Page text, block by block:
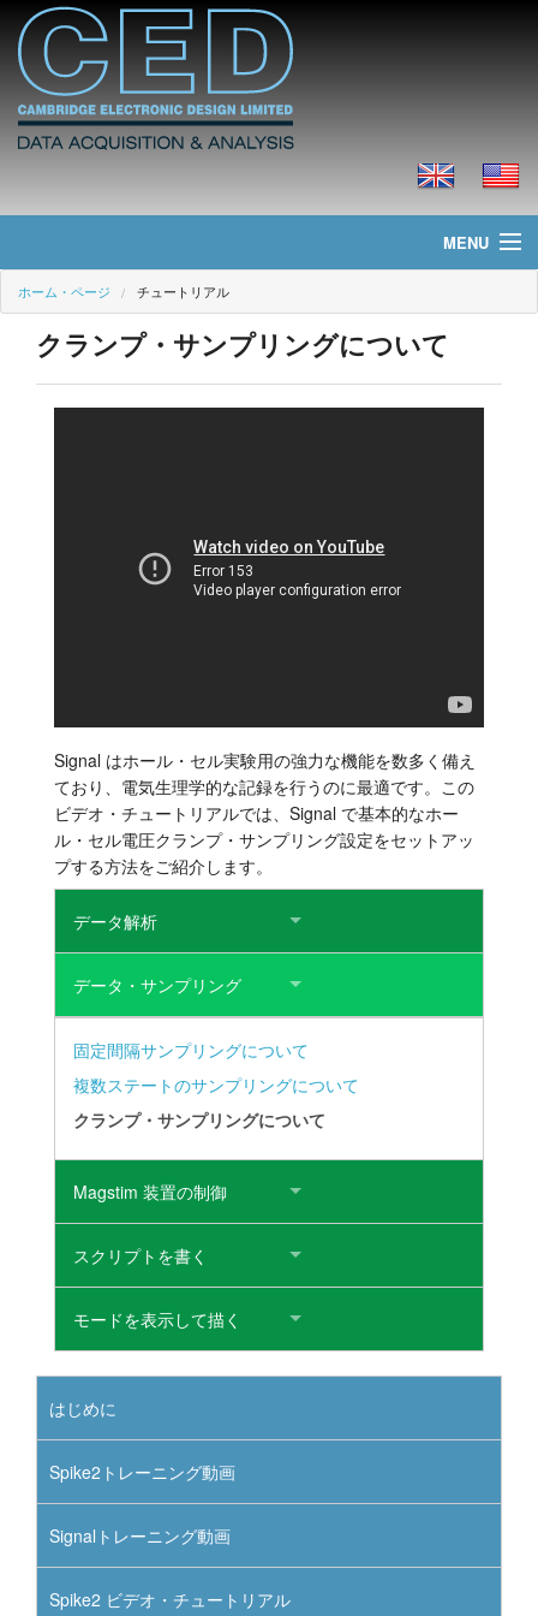
MENU
ホーム・ページ
ニュース
ホーム・ページ チュートリアル
クランプ・サンプリングについて
Signal はホール・セル実験用の強力な機能を数多く備え
ており、電気生理学的な記録を行うのに最適です。この
ビデオ・チュートリアルでは、Signal で基本的なホー
ル・セル電圧クランプ・サンプリング設定をセットアッ
プする方法をご紹介します。
データ解析
データ・サンプリング
固定間隔サンプリングについて
複数ステートのサンプリングについて
クランプ・サンプリングについて
Magstim 装置の制御
スクリプトを書く
モードを表示して描く
はじめに
Spike2トレーニング動画
Signalトレーニング動画
Spike2 ビデオ・チュートリアル